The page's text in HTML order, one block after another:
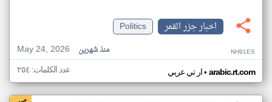
اخبار جزر القمر
Politics
May 24, 2026
منذ شهرين NH91ES
ار تي عربي• arabic.rt.com عدد الكلمات: ٢٥٤